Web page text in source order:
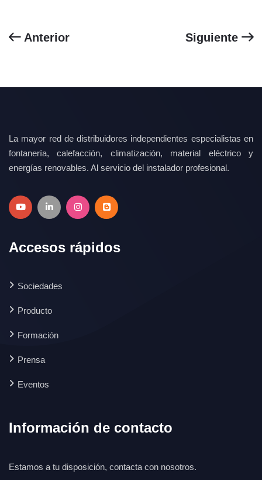
Anterior Siguiente
La mayor red de distribuidores independientes especialistas en
fontanería, calefacción, climatización, material eléctrico y
energías renovables. Al servicio del instalador profesional.
Accesos rápidos
Sociedades
Producto
Formación
Prensa
Eventos
Información de contacto
Estamos a tu disposición, contacta con nosotros.